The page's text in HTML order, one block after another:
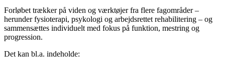
Forløbet trækker på viden og værktøjer fra flere fagområder –
herunder fysioterapi, psykologi og arbejdsrettet rehabilitering – og
sammensættes individuelt med fokus på funktion, mestring og
progression.
Det kan bl.a. indeholde: